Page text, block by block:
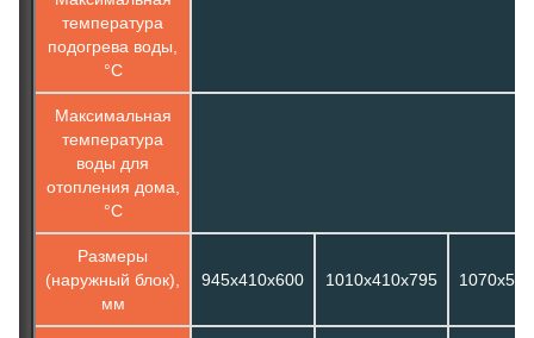
температура
подогрева воды,
°С
Максимальная
температура
воды для
отопления дома,
°С
Размеры
(наружный блок),
мм
945х410х600 1010х410х795